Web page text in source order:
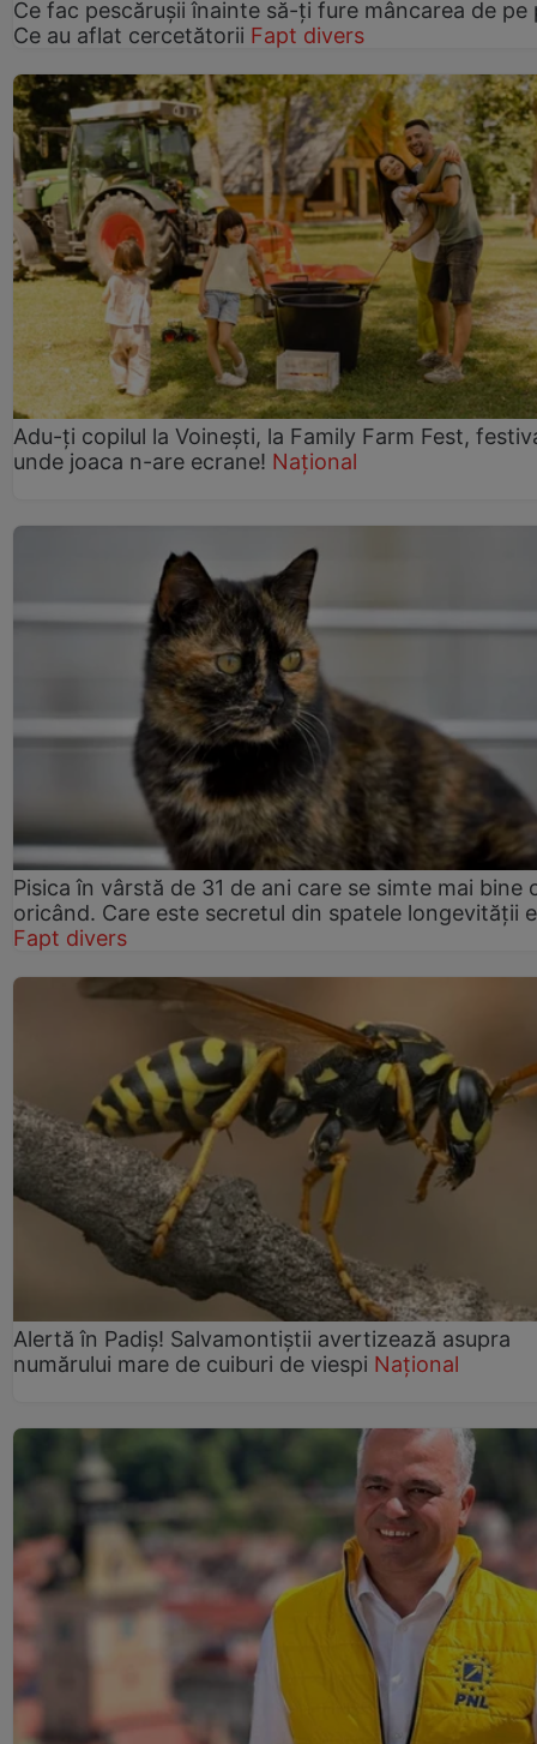
Ce fac pescărușii înainte să-ți fure mâncarea de pe
Ce au aflat cercetătorii Fapt divers
Adu-ți copilul la Voinești, la Family Farm Fest,
unde joaca n-are ecrane! Național
Pisica în vârstă de 31 de ani care se simte mai bine
oricând. Care este secretul din spatele longevității
Fapt divers
Alertă în Padiș! Salvamontiștii avertizează asupra
numărului mare de cuiburi de viespi Național